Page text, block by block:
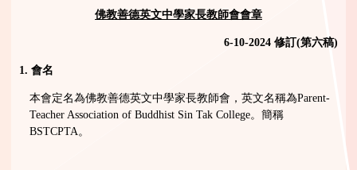
佛教善德英文中學家長教師會會章
6-10-2024 修訂(第六稿)
1. 會名
本會定名為佛教善德英文中學家長教師會，英文名稱為Parent-
Teacher Association of Buddhist Sin Tak College。簡稱
BSTCPTA。